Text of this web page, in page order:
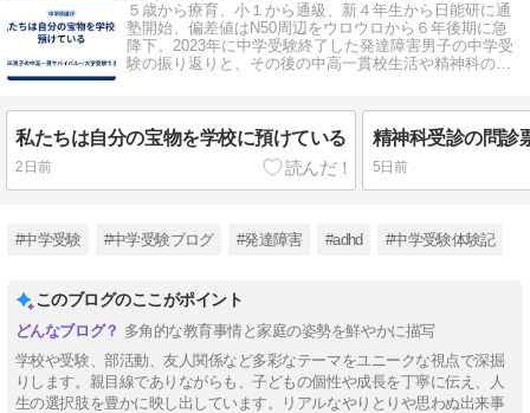
５歳から療育、小１から通級、新４年生から日能研に通
塾開始、偏差値はN50周辺をウロウロから６年後期に急
降下。2023年に中学受験終了した発達障害男子の中学受
験の振り返りと、その後の中高一貫校生活や精神科の通
私たちは自分の宝物を学校に預けている
2日前
精神科受診の問診
5日前
#中学受験 #中学受験ブログ #発達障害 #adhd #中学受験体験記
このブログのここがポイント
多角的な教育事情と家庭の姿勢を鮮やかに描写
学校や受験、部活動、友人関係など多彩なテーマをユニークな視点で深掘
りします。親目線でありながらも、子どもの個性や成長を丁寧に伝え、人
生の選択肢を豊かに映し出しています。リアルなやりとりや思わぬ出来事